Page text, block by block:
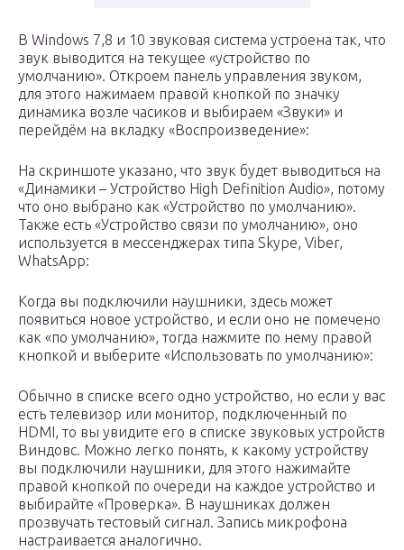
В Windows 7,8 и 10 звуковая система устроена так, что
звук выводится на текущее «устройство по
умолчанию». Откроем панель управления звуком,
для этого нажимаем правой кнопкой по значку
динамика возле часиков и выбираем «Звуки» и
перейдём на вкладку «Воспроизведение»:
На скриншоте указано, что звук будет выводиться на
«Динамики – Устройство High Definition Audio», потому
что оно выбрано как «Устройство по умолчанию».
Также есть «Устройство связи по умолчанию», оно
используется в мессенджерах типа Skype, Viber,
WhatsApp:
Когда вы подключили наушники, здесь может
появиться новое устройство, и если оно не помечено
как «по умолчанию», тогда нажмите по нему правой
кнопкой и выберите «Использовать по умолчанию»:
Обычно в списке всего одно устройство, но если у вас
есть телевизор или монитор, подключенный по
HDMI, то вы увидите его в списке звуковых устройств
Виндовс. Можно легко понять, к какому устройству
вы подключили наушники, для этого нажимайте
правой кнопкой по очереди на каждое устройство и
выбирайте «Проверка». В наушниках должен
прозвучать тестовый сигнал. Запись микрофона
настраивается аналогично.